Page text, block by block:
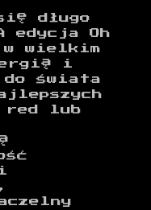
długo
edycja Oh
w wielkim
i
do świata
red lub